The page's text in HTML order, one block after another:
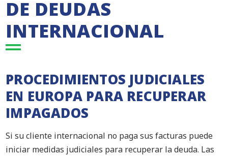
DE DEUDAS
INTERNACIONAL
PROCEDIMIENTOS JUDICIALES
EN EUROPA PARA RECUPERAR
IMPAGADOS
Si su cliente internacional no paga sus facturas puede
iniciar medidas judiciales para recuperar la deuda. Las